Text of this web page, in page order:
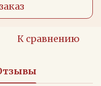
К сравнению